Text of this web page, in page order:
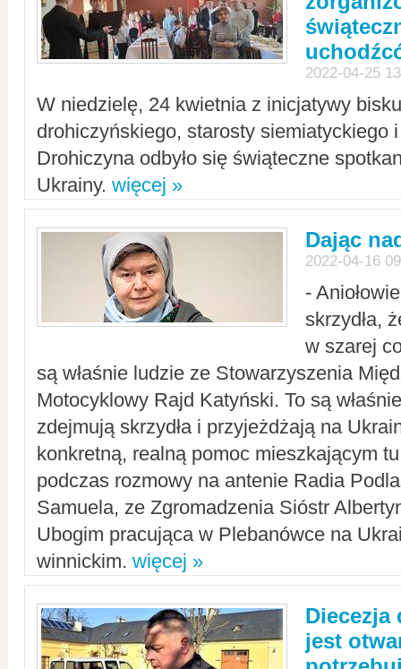
2022-04-25
W niedzielę, 24 kwietnia z inicjatywy
drohiczyńskiego, starosty siemiatyckiego
Drohiczyna odbyło się świąteczne
Ukrainy. więcej »
Dając
2022-04-16
-
skrzydła,
w szarej
są właśnie ludzie ze Stowarzyszenia
Motocyklowy Rajd Katyński. To są
zdejmują skrzydła i przyjeżdżają na
konkretną, realną pomoc mieszkającym
podczas rozmowy na antenie Radia
Samuela, ze Zgromadzenia Sióstr
Ubogim pracująca w Plebanówce na
winnickim. więcej »
Diecezja
jest